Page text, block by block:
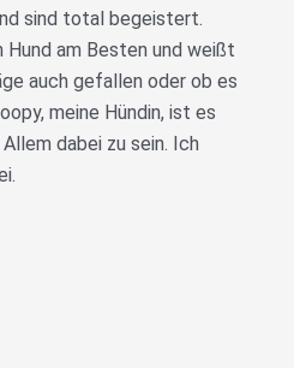
sind total begeistert.
am Besten und weißt
auch gefallen oder ob es
meine Hündin, ist es
dabei zu sein. Ich